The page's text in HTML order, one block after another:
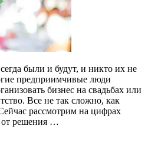
были и будут, и никто их не
предприимчивые люди
бизнес на свадьбах или
Все не так сложно, как
рассмотрим на цифрах
от решения …